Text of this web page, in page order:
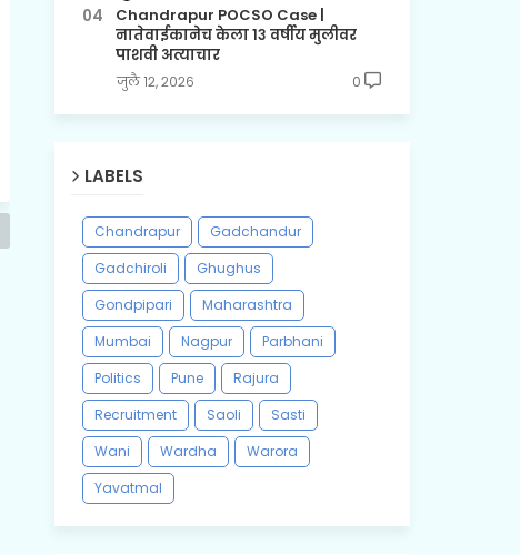
Chandrapur POCSO Case |
नातेवाईकानेच केला १३ वर्षीय मुलीवर
पाशवी अत्याचार
जुलै १२, २०२६ 0
LABELS
Chandrapur
Gadchandur
Gadchiroli
Ghughus
Gondpipari
Maharashtra
Mumbai
Nagpur
Parbhani
Politics
Pune
Rajura
Recruitment
Saoli
Sasti
Wani
Wardha
Warora
Yavatmal